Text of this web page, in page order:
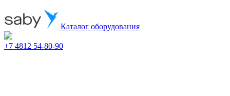
Каталог оборудования
+7 4812 54-80-90